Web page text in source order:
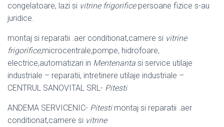
congelatoare, lazi si vitrine frigorificepersoane fizice s-au
juridice.
montaj si reparatii .aer conditionat,camere si vitrine
frigorifice,microcentrale,pompe, hidrofoare,
electrice,automatizari in Mentenanta si service utilaje
industriale – reparatii, intretinere utilaje industriale –
CENTRUL SANOVITAL SRL- Pitesti
ANDEMA SERVICENIC- Pitestimontaj si reparatii .aer
conditionat,camere si vitrine